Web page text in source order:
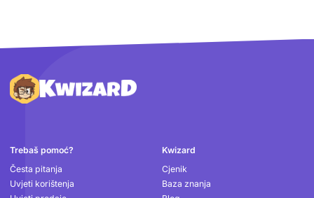
Podnožje
Trebaš pomoć?
Česta pitanja
Uvjeti korištenja
Kwizard
Cjenik
Baza znanja